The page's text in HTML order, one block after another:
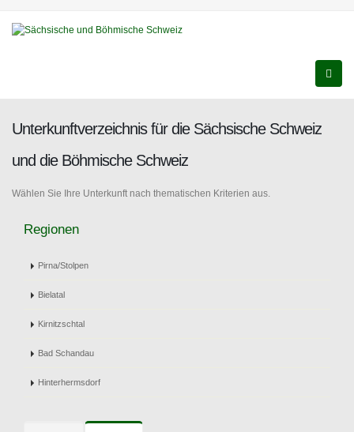
Unterkunftverzeichnis für die Sächsische Schweiz
und die Böhmische Schweiz
Wählen Sie Ihre Unterkunft nach thematischen Kriterien aus.
Regionen
Pirna/Stolpen
Bielatal
Kirnitzschtal
Bad Schandau
Hinterhermsdorf